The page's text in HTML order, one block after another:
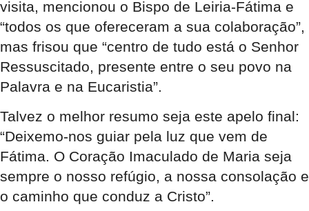
visita, mencionou o Bispo de Leiria-Fátima e
“todos os que ofereceram a sua colaboração”,
mas frisou que “centro de tudo está o Senhor
Ressuscitado, presente entre o seu povo na
Palavra e na Eucaristia”.
Talvez o melhor resumo seja este apelo final:
“Deixemo-nos guiar pela luz que vem de
Fátima. O Coração Imaculado de Maria seja
sempre o nosso refúgio, a nossa consolação e
o caminho que conduz a Cristo”.